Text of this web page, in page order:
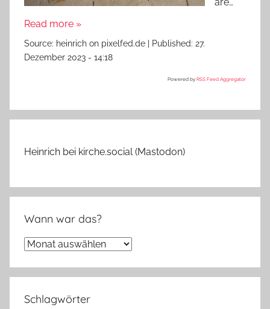
are…
Read more »
Source: heinrich on pixelfed.de Published: 27.
Dezember 2023 - 14:18
Powered by RSS Feed Aggregator
Heinrich bei kirche.social (Mastodon)
Wann war das?
Wann
das?
Schlagwörter